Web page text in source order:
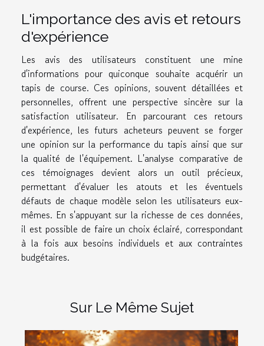
L'importance des avis et retours
d'expérience
Les avis des utilisateurs constituent une mine
d'informations pour quiconque souhaite acquérir un
tapis de course. Ces opinions, souvent détaillées et
personnelles, offrent une perspective sincère sur la
satisfaction utilisateur. En parcourant ces retours
d'expérience, les futurs acheteurs peuvent se forger
une opinion sur la performance du tapis ainsi que sur
la qualité de l'équipement. L'analyse comparative de
ces témoignages devient alors un outil précieux,
permettant d'évaluer les atouts et les éventuels
défauts de chaque modèle selon les utilisateurs eux-
mêmes. En s'appuyant sur la richesse de ces données,
il est possible de faire un choix éclairé, correspondant
à la fois aux besoins individuels et aux contraintes
budgétaires.
Sur Le Même Sujet